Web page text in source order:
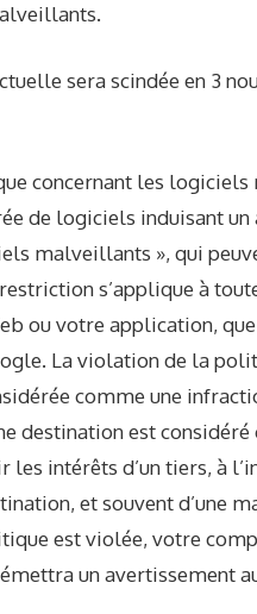
sera scindée en 3
concernant les
de logiciels induisant un
malveillants », qui
s’applique à
ou votre application,
La violation de la
comme une
destination est
intérêts d’un tiers, à
et souvent d’une
est violée, votre
un avertissement